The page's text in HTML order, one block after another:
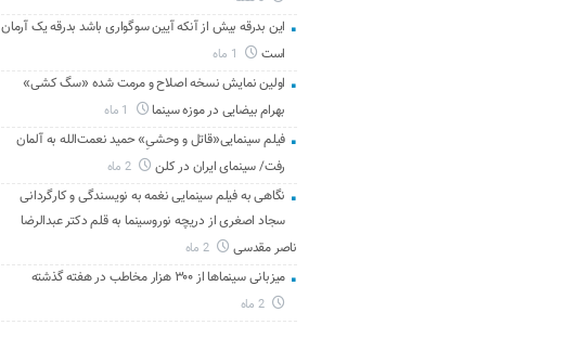
این بدرقه بیش از آنکه آیین سوگواری باشد بدرقه یک آرمان
است
اولین نمایش نسخه اصلاح و مرمت شده «سگ کشی»
بهرام بیضایی در موزه سینما
فیلم سینمایی«قاتل و وحشیِ» حمید نعمت‌الله به آلمان
رفت/ سینمای ایران در کلن
2 ماه
نگاهی به فیلم سینمایی نغمه به نویسندگی و کارگردانی
سجاد اصغری از دریچه نوروسینما به قلم دکتر عبدالرضا
ناصر مقدسی
2 ماه
میزبانی سینماها از ۳۰۰ هزار مخاطب در هفته گذشته
2 ماه